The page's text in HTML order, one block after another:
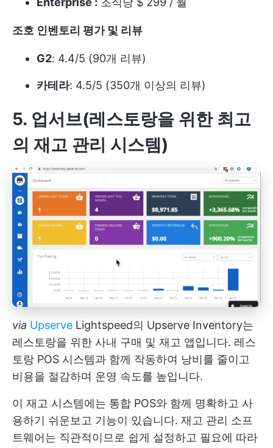
조호 인벤토리 평가 및 리뷰
G2: 4.4/5 (90개 리뷰)
카테라: 4.5/5 (350개 이상의 리뷰)
5. 업서브(레스토랑을 위한 최고
의 재고 관리 시스템)
via Upserve Lightspeed의 Upserve Inventory는
레스토랑을 위한 사내 구매 및 재고 앱입니다. 레스
토랑 POS 시스템과 함께 작동하여 낭비를 줄이고
비용을 절감하며 운영 속도를 높입니다.
이 재고 시스템에는 통합 POS와 함께 명확하고 사
용하기 쉬운보고 기능이 있습니다. 재고 관리 소프
트웨어는 직관적이므로 쉽게 설정하고 필요에 따라